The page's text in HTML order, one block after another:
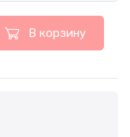
В корзину